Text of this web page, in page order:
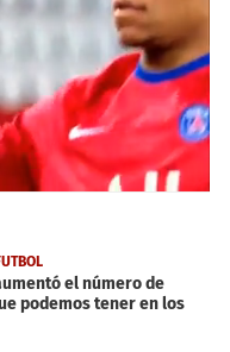
el número de
podemos tener en los